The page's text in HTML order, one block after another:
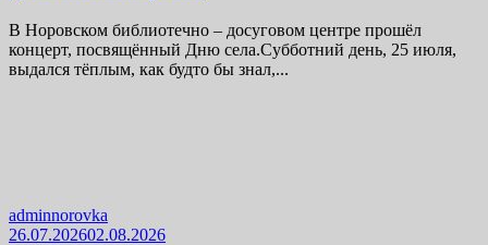
В Норовском библиотечно – досуговом центре прошёл
концерт, посвящённый Дню села.Субботний день, 25 июля,
выдался тёплым, как будто бы знал,...
adminnorovka
26.07.202602.08.2026